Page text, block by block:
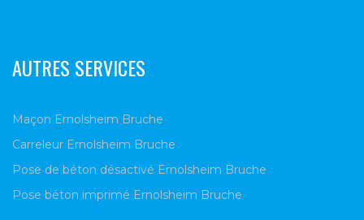
AUTRES SERVICES
Maçon Ernolsheim Bruche
Carreleur Ernolsheim Bruche
Pose de béton désactivé Ernolsheim Bruche
Pose béton imprimé Ernolsheim Bruche